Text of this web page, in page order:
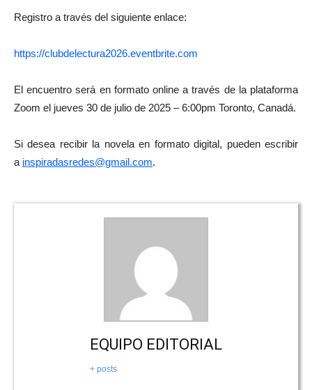
Registro a través del siguiente enlace:
https://clubdelectura2026.eventbrite.com
El encuentro será en formato online a través de la plataforma
Zoom el jueves 30 de julio de 2025 – 6:00pm Toronto, Canadá.
Si desea recibir la novela en formato digital, pueden escribir
a inspiradasredes@gmail.com.
EQUIPO EDITORIAL
+ posts